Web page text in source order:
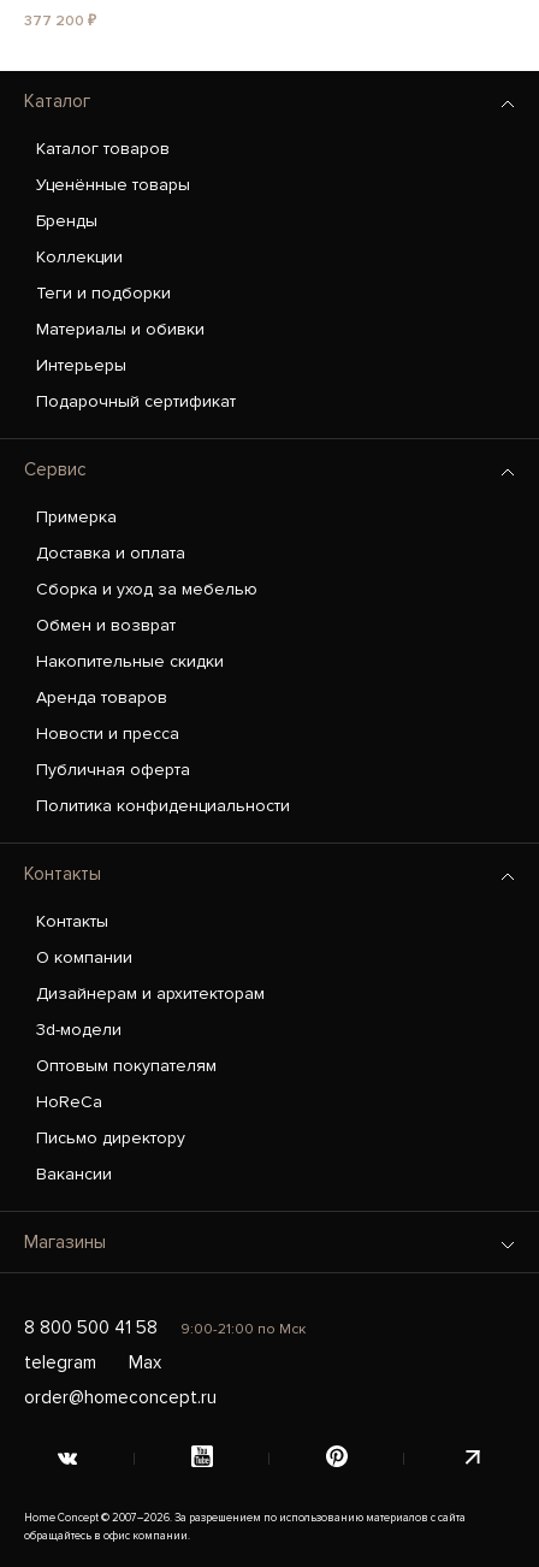
377 200 ₽
Каталог
Каталог товаров
Уценённые товары
Бренды
Коллекции
Теги и подборки
Материалы и обивки
Интерьеры
Подарочный сертификат
Сервис
Примерка
Доставка и оплата
Сборка и уход за мебелью
Обмен и возврат
Накопительные скидки
Аренда товаров
Новости и пресса
Публичная оферта
Политика конфиденциальности
Контакты
Контакты
О компании
Дизайнерам и архитекторам
3d-модели
Оптовым покупателям
HoReCa
Письмо директору
Вакансии
Магазины
8 800 500 41 58 9:00-21:00 по Мск
telegram
Max
order@homeconcept.ru
Home Concept © 2007–2026. За разрешением по использованию материалов с сайта
обращайтесь в офис компании.